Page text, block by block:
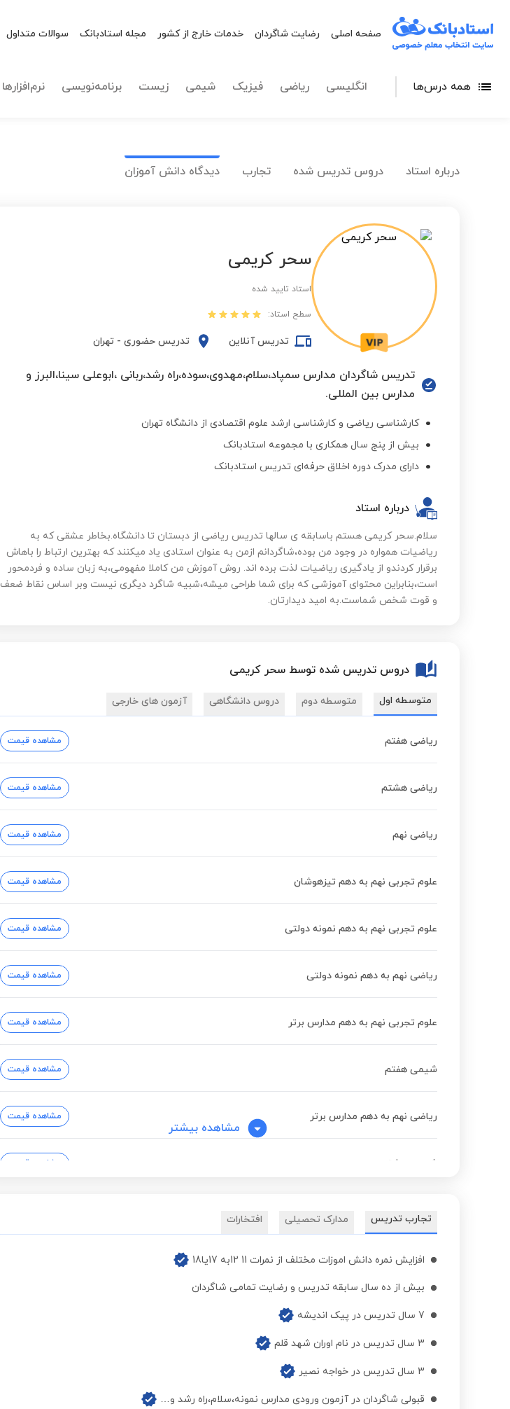
صفحه اصلی رضایت شاگردان خدمات خارج از کشور مجله استادبانک سوالات متداول
همه درس‌ها انگلیسی ریاضی فیزیک شیمی زیست برنامه‌نویسی نرم‌افزارها
درباره استاد دروس تدریس شده تجارب دیدگاه دانش آموزان
سحر کریمی
استاد تایید شده
سطح استاد:
تدریس آنلاین تدریس حضوری - تهران
تدریس شاگردان مدارس سمپاد،سلام،مهدوی،سوده،راه رشد،ربانی ،ابوعلی سینا،البرز و
مدارس بین المللی.
کارشناسی ریاضی و کارشناسی ارشد علوم اقتصادی از دانشگاه تهران
بیش از پنج سال همکاری با مجموعه استادبانک
دارای مدرک دوره اخلاق حرفه‌ای تدریس استادبانک
درباره استاد
سلام.سحر کریمی هستم باسابقه ی سالها تدریس ریاضی از دبستان تا دانشگاه.بخاطر عشقی که به
ریاضیات همواره در وجود من بوده،شاگردانم ازمن به عنوان استادی یاد میکنند که بهترین ارتباط را باهاش
برقرار کردندو از یادگیری ریاضیات لذت برده اند. روش آموزش من کاملا مفهومی،به زبان ساده و فردمحور
است،بنابراین محتوای آموزشی که برای شما طراحی میشه،شبیه شاگرد دیگری نیست وبر اساس نقاط ضعف
و قوت شخص شماست.به امید دیدارتان.
دروس تدریس شده توسط سحر کریمی
متوسطه اول متوسطه دوم دروس دانشگاهی آزمون های خارجی
ریاضی هفتم مشاهده قیمت
ریاضی هشتم مشاهده قیمت
ریاضی نهم مشاهده قیمت
علوم تجربی نهم به دهم تیزهوشان مشاهده قیمت
علوم تجربی نهم به دهم نمونه دولتی مشاهده قیمت
ریاضی نهم به دهم نمونه دولتی مشاهده قیمت
علوم تجربی نهم به دهم مدارس برتر مشاهده قیمت
شیمی هفتم مشاهده قیمت
ریاضی نهم به دهم مدارس برتر مشاهده قیمت
شیمی هشتم مشاهده قیمت
فیزیک هفتم
فیزیک نهم
علوم تجربی هفتم
مشاهده بیشتر
تجارب تدریس مدارک تحصیلی افتخارات
افزایش نمره دانش اموزات مختلف از نمرات 11 12به 17یا18
بیش از ده سال سابقه تدریس و رضایت تمامی شاگردان
7 سال تدریس در پیک اندیشه
3 سال تدریس در نام اوران شهد قلم
3 سال تدریس در خواجه نصیر
قبولی شاگردان در آزمون ورودی مدارس نمونه،سلام،راه رشد و…